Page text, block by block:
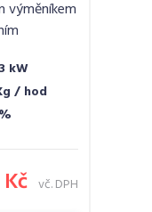
výměníkem
kW
/ hod
vč. DPH